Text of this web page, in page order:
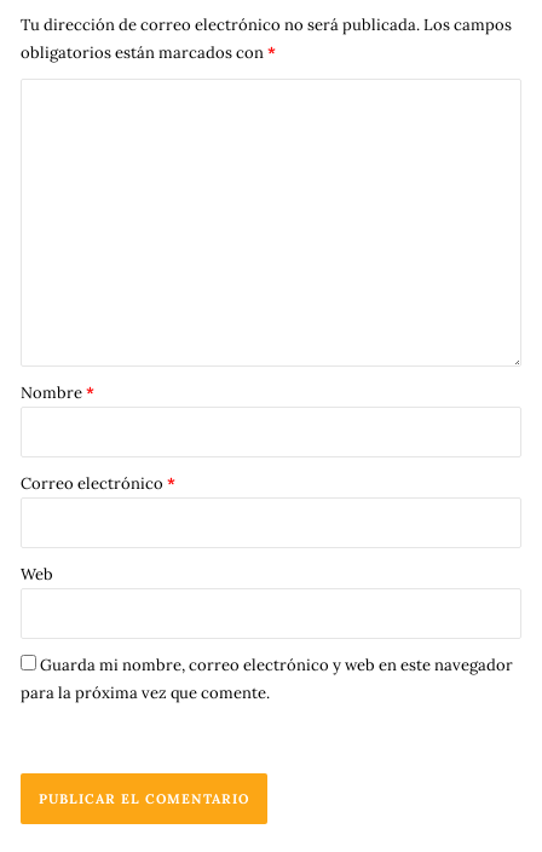
Tu dirección de correo electrónico no será publicada.Los campos
obligatorios están marcados con*
Nombre*
Correo electrónico *
Web
Guarda mi nombre, correo electrónico y web en este navegador
para la próxima vez que comente.